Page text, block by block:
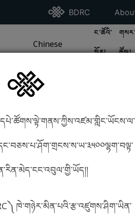
Go To BDRC
BDRC Go
TRADITION
GO TOCHINESE TRADITION
Chinese
GO TO
ང་ཚོའི་
སྐོར།
GO
ཚོལ།
ཁེ་གཉེར་མིན་པའི་རྩ་འཛུགས་ཤིག་ཡིན་
How to find things?